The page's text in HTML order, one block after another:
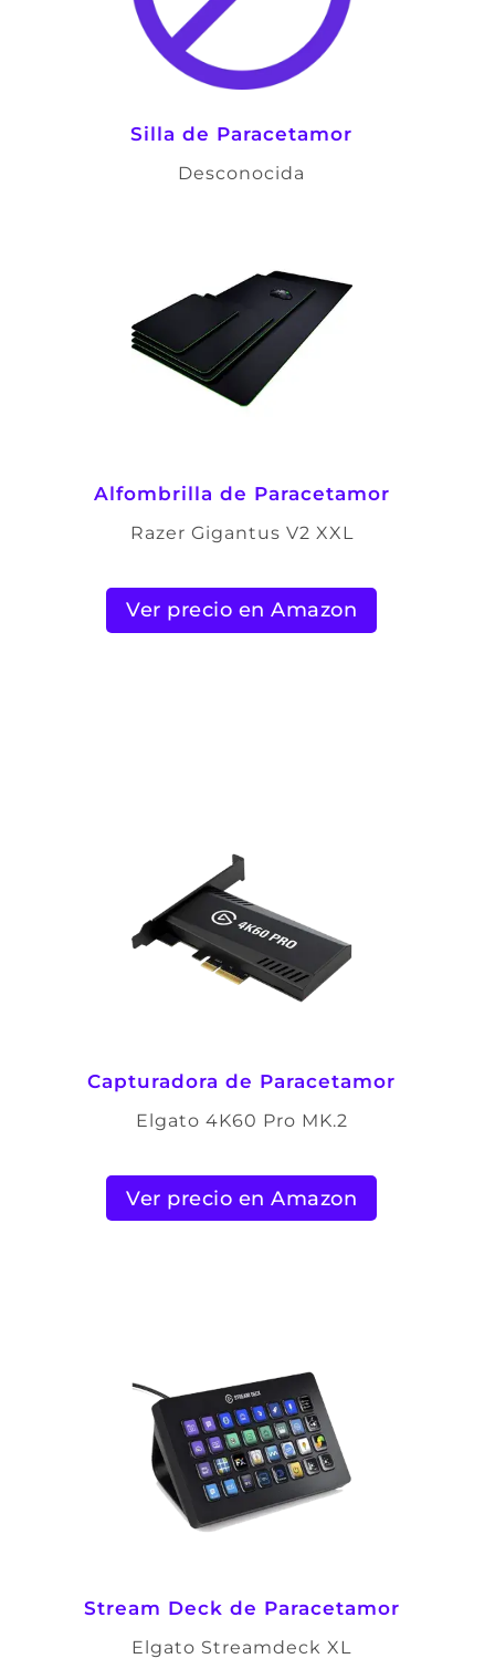
Silla de Paracetamor
Desconocida
Alfombrilla de Paracetamor
Razer Gigantus V2 XXL
Ver precio en Amazon
Capturadora de Paracetamor
Elgato 4K60 Pro MK.2
Ver precio en Amazon
Stream Deck de Paracetamor
Elgato Streamdeck XL